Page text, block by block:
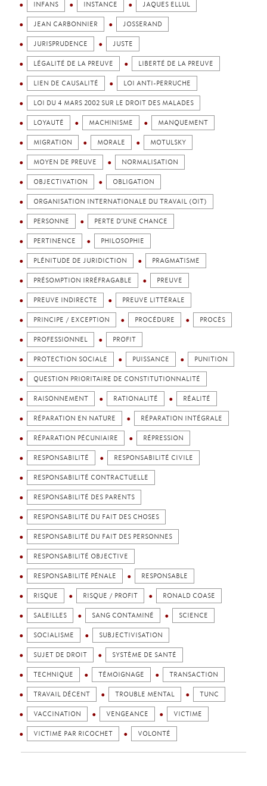
INFANS INSTANCE JAQUES ELLUL
JEAN CARBONNIER JOSSERAND
JURISPRUDENCE JUSTE
LÉGALITÉ DE LA PREUVE LIBERTÉ DE LA PREUVE
LIEN DE CAUSALITÉ LOI ANTI-PERRUCHE
LOI DU 4 MARS 2002 SUR LE DROIT DES MALADES
LOYAUTÉ MACHINISME MANQUEMENT
MIGRATION MORALE MOTULSKY
MOYEN DE PREUVE NORMALISATION
OBJECTIVATION OBLIGATION
ORGANISATION INTERNATIONALE DU TRAVAIL (OIT)
PERSONNE PERTE D’UNE CHANCE
PERTINENCE PHILOSOPHIE
PLÉNITUDE DE JURIDICTION PRAGMATISME
PRÉSOMPTION IRRÉFRAGABLE PREUVE
PREUVE INDIRECTE PREUVE LITTÉRALE
PRINCIPE / EXCEPTION PROCÉDURE PROCÈS
PROFESSIONNEL PROFIT
PROTECTION SOCIALE PUISSANCE PUNITION
QUESTION PRIORITAIRE DE CONSTITUTIONNALITÉ
RAISONNEMENT RATIONALITÉ RÉALITÉ
RÉPARATION EN NATURE RÉPARATION INTÉGRALE
RÉPARATION PÉCUNIAIRE RÉPRESSION
RESPONSABILITÉ RESPONSABILITÉ CIVILE
RESPONSABILITÉ CONTRACTUELLE
RESPONSABILITÉ DES PARENTS
RESPONSABILITÉ DU FAIT DES CHOSES
RESPONSABILITÉ DU FAIT DES PERSONNES
RESPONSABILITÉ OBJECTIVE
RESPONSABILITÉ PÉNALE RESPONSABLE
RISQUE RISQUE / PROFIT RONALD COASE
SALEILLES SANG CONTAMINÉ SCIENCE
SOCIALISME SUBJECTIVISATION
SUJET DE DROIT SYSTÈME DE SANTÉ
TECHNIQUE TÉMOIGNAGE TRANSACTION
TRAVAIL DÉCENT TROUBLE MENTAL TUNC
VACCINATION VENGEANCE VICTIME
VICTIME PAR RICOCHET VOLONTÉ